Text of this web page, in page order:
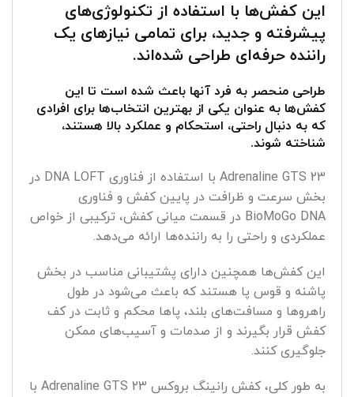
این کفش‌ها با استفاده از تکنولوژی‌های
پیشرفته و جدید، برای تمامی نیازهای یک
راننده حرفه‌ای طراحی شده‌اند.
طراحی منحصر به فرد آنها باعث شده است تا این
کفش‌ها به عنوان یکی از بهترین انتخاب‌ها برای افرادی
که به دنبال راحتی، استحکام و عملکرد بالا هستند،
شناخته شوند.
Adrenaline GTS 23 با استفاده از فناوری DNA LOFT در
بخش سرعت و ظرافت در پایین کفش و فناوری
BioMoGo DNA در قسمت میانی کفش، ترکیبی از خواص
عملکردی و راحتی را به راننده‌ها ارائه می‌دهد.
این کفش‌ها همچنین دارای پشتیبانی مناسب در بخش
پاشنه و قوس پا هستند که باعث می‌شود در طول
راهروها و مسافت‌های بلند، پاها محکم و ثابت در کف
کفش قرار بگیرند و از صدمات و آسیب‌های ممکن
جلوگیری کنند.
به طور کلی، کفش رانینگ بروکس Adrenaline GTS 23 با